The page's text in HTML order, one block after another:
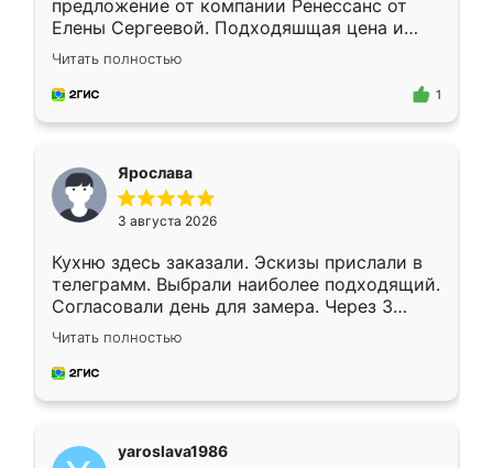
предложение от компании Ренессанс от
Елены Сергеевой. Подходяшщая цена и
короткие сроки изготовления. Приехавший
для замера сотрудник Владислав
предложил по моему эскизу самый
Читать полностью
1
Ярослава
3 августа 2026
Кухню здесь заказали. Эскизы прислали в
телеграмм. Выбрали наиболее подходящий.
Согласовали день для замера. Через 3
недели кухня была уже готова. Остались
довольны работой. Спасибо Ренессанс
мебель за качественную работу!
Читать полностью
yaroslava1986